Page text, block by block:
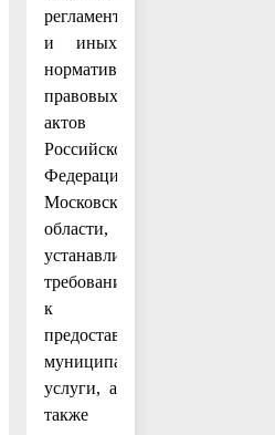
регламента
и иных
нормативных
правовых
актов
Российской
Федерации,
Московской
области,
устанавливающих
требования
к
предоставлению
муниципальной
услуги, а
также